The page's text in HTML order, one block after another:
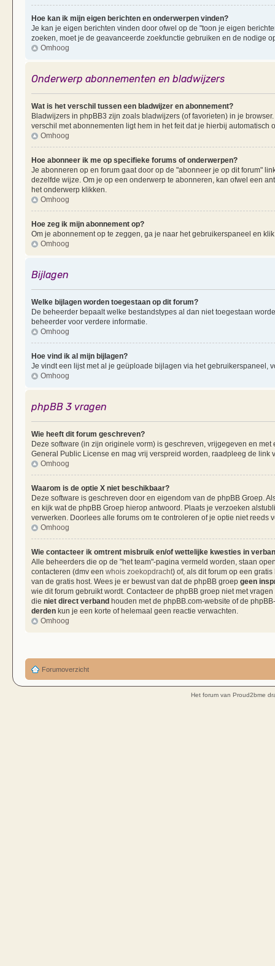
Hoe kan ik mijn eigen berichten en onderwerpen vinden?
Je kan je eigen berichten vinden door ofwel op de "toon je eigen
zoeken, moet je de geavanceerde zoekfunctie gebruiken en de nodige
Omhoog
Onderwerp abonnementen en bladwijzers
Wat is het verschil tussen een bladwijzer en abonnement?
Bladwijzers in phpBB3 zijn zoals bladwijzers (of favorieten) in je
verschil met abonnementen ligt hem in het feit dat je hierbij
Omhoog
Hoe abonneer ik me op specifieke forums of onderwerpen?
Je abonneren op en forum gaat door op de "abonneer je op dit forum"
dezelfde wijze. Om je op een onderwerp te abonneren, kan ofwel een
het onderwerp klikken.
Omhoog
Hoe zeg ik mijn abonnement op?
Om je abonnement op te zeggen, ga je naar het gebruikerspaneel en
Omhoog
Bijlagen
Welke bijlagen worden toegestaan op dit forum?
De beheerder bepaalt welke bestandstypes al dan niet toegestaan
beheerder voor verdere informatie.
Omhoog
Hoe vind ik al mijn bijlagen?
Je vindt een lijst met al je geüploade bijlagen via het gebruikerspaneel,
Omhoog
phpBB 3 vragen
Wie heeft dit forum geschreven?
Deze software (in zijn originele vorm) is geschreven, vrijgegeven en
General Public License en mag vrij verspreid worden, raadpleeg de link
Omhoog
Waarom is de optie X niet beschikbaar?
Deze software is geschreven door en eigendom van de phpBB Groep.
en kijk wat de phpBB Groep hierop antwoord. Plaats je verzoeken
verwerken. Doorlees alle forums om te controleren of je optie niet
Omhoog
Wie contacteer ik omtrent misbruik en/of wettelijke kwesties in
Alle beheerders die op de "het team"-pagina vermeld worden, staan
contacteren (dmv een whois zoekopdracht) of, als dit forum op een
van de gratis host. Wees je er bewust van dat de phpBB groep geen
wie dit forum gebruikt wordt. Contacteer de phpBB groep niet met
die niet direct verband houden met de phpBB.com-website of de
derden kun je een korte of helemaal geen reactie verwachten.
Omhoog
Forumoverzicht
Het forum van Proud2bme